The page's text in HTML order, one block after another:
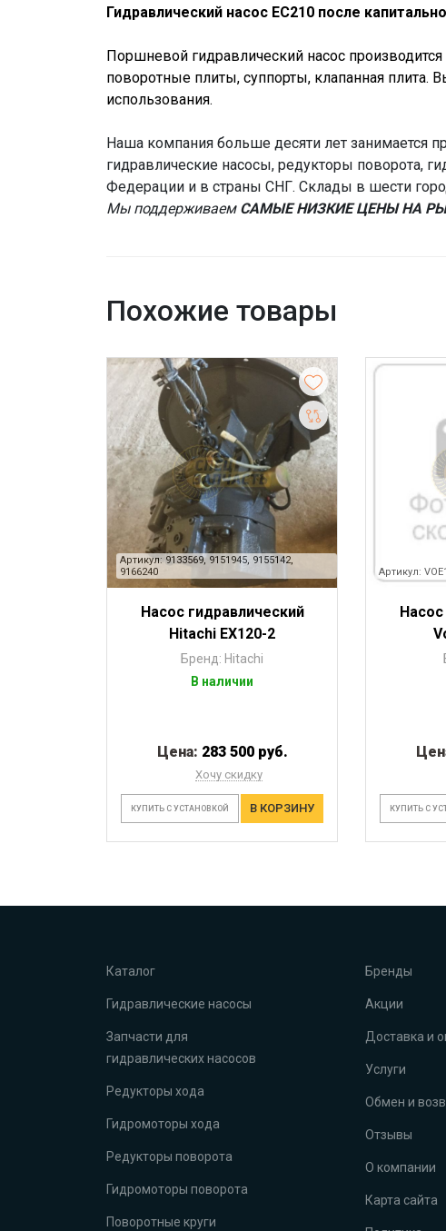
Гидравлический насос EC210 после
Поршневой гидравлический насос
поворотные плиты, суппорты, клапанная плита.
использования.
Наша компания больше десяти лет занимается
гидравлические насосы, редукторы поворота,
Федерации и в страны СНГ. Склады в шести
Мы поддерживаем САМЫЕ НИЗКИЕ ЦЕНЫ НА
Похожие товары
Артикул: 9133569, 9151945, 9155142,
9166240
Насос гидравлический
Hitachi EX120-2
Бренд: Hitachi
В наличии
Цена: 283 500 руб.
Хочу скидку
КУПИТЬ С УСТАНОВКОЙ В КОРЗИНУ
Артикул:
Насос
КУПИТЬ С
Каталог
Гидравлические насосы
Запчасти для
гидравлических насосов
Редукторы хода
Гидромоторы хода
Редукторы поворота
Гидромоторы поворота
Поворотные круги
Бренды
Акции
Доставка и
Услуги
Обмен и
Отзывы
О компании
Карта сайта